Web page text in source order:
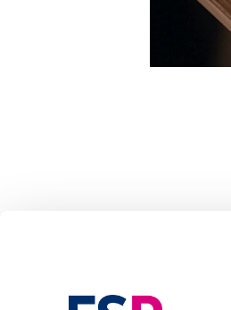
Tiempo lectura: